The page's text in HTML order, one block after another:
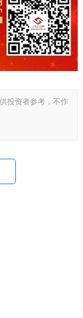
投资者参考，不作